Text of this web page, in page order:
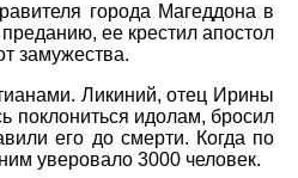
города Магеддона в
ее крестил апостол
замужества.
Ликиний, отец Ирины
поклониться идолам, бросил
его до смерти. Когда по
уверовало 3000 человек.